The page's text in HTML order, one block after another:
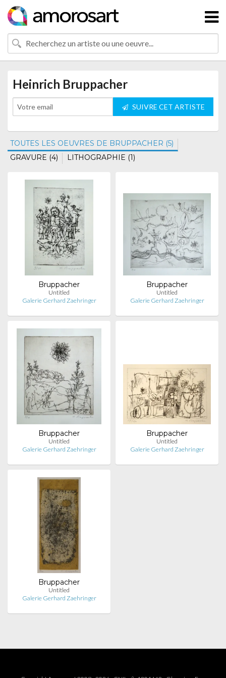
Heinrich Bruppacher
SUIVRE CET ARTISTE
TOUTES LES OEUVRES DE BRUPPACHER (5)
GRAVURE (4)
LITHOGRAPHIE (1)
Bruppacher
Untitled
Galerie Gerhard Zaehringer
Bruppacher
Untitled
Galerie Gerhard Zaehringer
Bruppacher
Untitled
Galerie Gerhard Zaehringer
Bruppacher
Untitled
Galerie Gerhard Zaehringer
Bruppacher
Untitled
Galerie Gerhard Zaehringer